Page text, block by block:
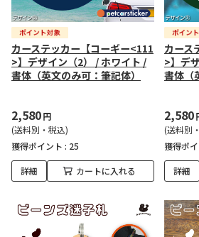
カーステッカー【コーギー<111
>】デザイン（2） / ホワイト /
書体（英文のみ可：筆記体）
2,580円
(送料別・税込)
獲得ポイント : 25
詳細 カートに入れる
カース
>】デ
書体（
2,580
(送料別
獲得ポ
詳細